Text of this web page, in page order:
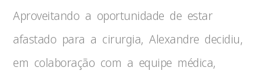
Aproveitando a oportunidade de estar
afastado para a cirurgia, Alexandre decidiu,
em colaboração com a equipe médica,